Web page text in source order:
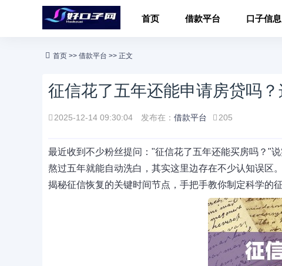
首页 借款平台 口子信息
首页 >> 借款平台 >> 正文
征信花了五年还能申请房贷吗？
2025-12-14 09:30:04 发布在： 借款平台 205
最近收到不少粉丝提问："征信花了五年还能买房吗？"
熬过五年就能自动洗白，其实这里边存在不少认知误区
揭秘征信恢复的关键时间节点，手把手教你制定科学的